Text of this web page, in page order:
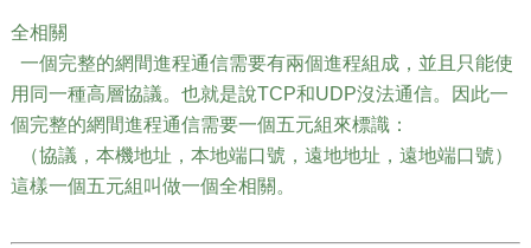
全相關
一個完整的網間進程通信需要有兩個進程組成，並且只能使
用同一種高層協議。也就是說TCP和UDP沒法通信。因此一
個完整的網間進程通信需要一個五元組來標識：
（協議，本機地址，本地端口號，遠地地址，遠地端口號）
這樣一個五元組叫做一個全相關。